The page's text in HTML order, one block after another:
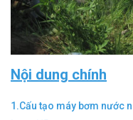
Nội dung chính
1.Cấu tạo máy bơm nước